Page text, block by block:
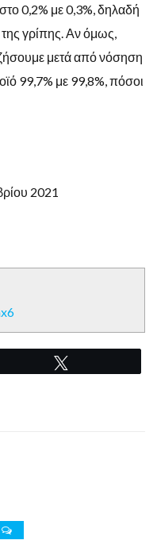
0,2% με 0,3%, δηλαδή
της γρίπης. Αν όμως,
μετά από νόσηση
99,7% με 99,8%, πόσοι
2021